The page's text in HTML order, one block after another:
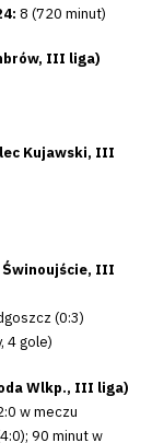
8 (720 minut)
III liga)
Kujawski, III
Świnoujście, III
(0:3)
4 gole)
Wlkp., III liga)
w meczu
90 minut w